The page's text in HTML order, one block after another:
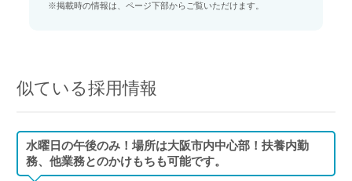
※掲載時の情報は、ページ下部からご覧いただけます。
似ている採用情報
水曜日の午後のみ！場所は大阪市内中心部！扶養内勤
務、他業務とのかけもちも可能です。